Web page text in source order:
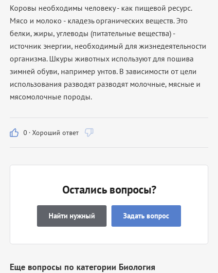
Коровы необходимы человеку - как пищевой ресурс.
Мясо и молоко - кладезь органических веществ. Это
белки, жиры, углеводы (питательные вещества) -
источник энергии, необходимый для жизнедеятельности
организма. Шкуры животных используют для пошива
зимней обуви, например унтов. В зависимости от цели
использования разводят разводят молочные, мясные и
мясомолочные породы.
0 · Хороший ответ
Остались вопросы?
Найти нужный Задать вопрос
Еще вопросы по категории Биология